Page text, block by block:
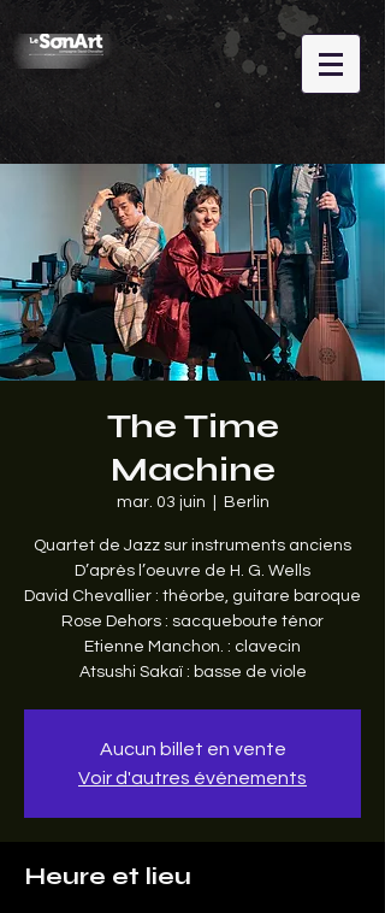
The Time
Machine
mar. 03 juin Berlin
Quartet de Jazz sur instruments anciens
D’après l’oeuvre de H. G. Wells
David Chevallier : théorbe, guitare baroque
Rose Dehors : sacqueboute ténor
Etienne Manchon. : clavecin
Atsushi Sakaï : basse de viole
Aucun billet en vente
Voir d'autres événements
Heure et lieu